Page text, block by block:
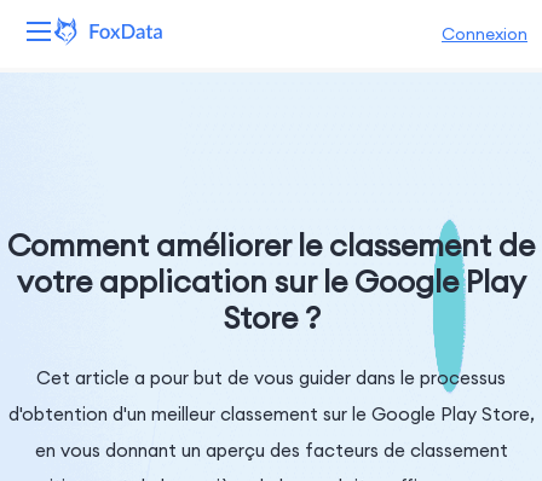
Connexion
Ressources
Entreprise
Comment améliorer le classement de
votre application sur le Google Play
Store ?
Cet article a pour but de vous guider dans le processus
d'obtention d'un meilleur classement sur le Google Play Store,
en vous donnant un aperçu des facteurs de classement